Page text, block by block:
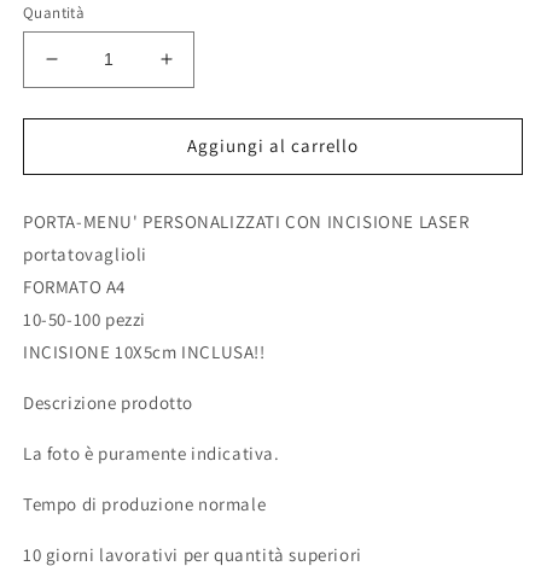
Quantità
Diminuisci
quantità
per
qr
Portamenu
10-
100
pz
in
personalizzati
incisione
logo
economico
Aumenta
quantità
per
portamenu
qr
Portamenu
in
personalizzati
incisione
logo
economico
Aggiungi al carrello
PORTA-MENU' PERSONALIZZATI CON INCISIONE LASER
portatovaglioli
FORMATO A4
10-50-100 pezzi
INCISIONE 10X5cm INCLUSA!!
Descrizione prodotto
La foto è puramente indicativa.
Tempo di produzione normale
10 giorni lavorativi per quantità superiori